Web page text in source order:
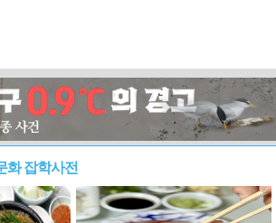
화 잡학사전